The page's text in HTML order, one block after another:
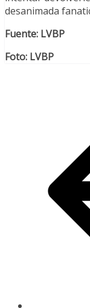
desanimada
Fuente: LVBP
Foto: LVBP